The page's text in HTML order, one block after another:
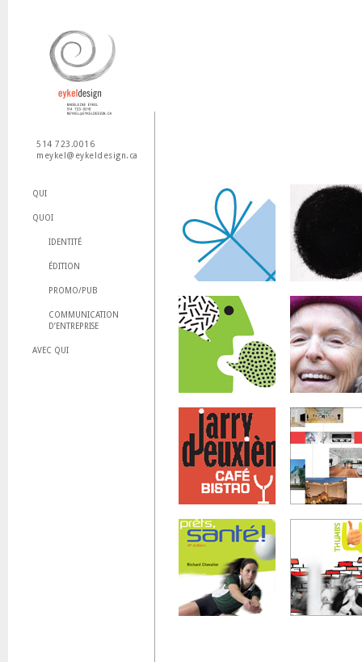
514 723.0016
meykel@eykeldesign.ca
QUI
QUOI
IDENTITÉ
ÉDITION
PROMO/PUB
COMMUNICATION
D’ENTREPRISE
AVEC QUI